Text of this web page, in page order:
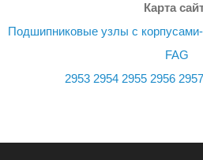
Карта
Подшипниковые узлы с
FAG
2953 2954 2955 2956 2957